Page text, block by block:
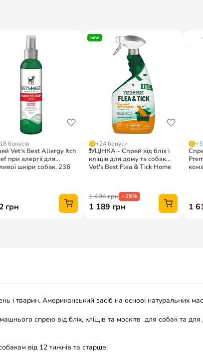
і тварин. Американський засіб на основі натуральних
спрею від бліх, кліщів та москітв для собак та для
від 12 тижнів та старше.